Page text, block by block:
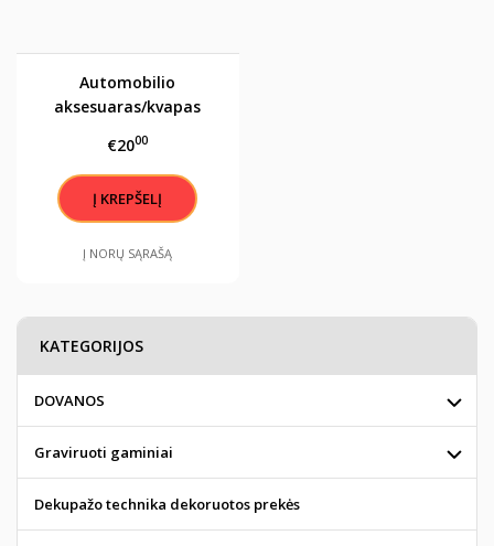
Automobilio
aksesuaras/kvapas
sargas"
€2000
Į NORŲ SĄRAŠĄ
KATEGORIJOS
DOVANOS
Graviruoti gaminiai
Dekupažo technika dekoruotos prekės